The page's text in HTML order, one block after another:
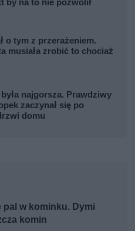
by na to nie pozwolił
o tym z przerażeniem.
musiała zrobić to chociaż
najgorsza. Prawdziwy
zaczynał się po
domu
pal w kominku. Dymi
komin